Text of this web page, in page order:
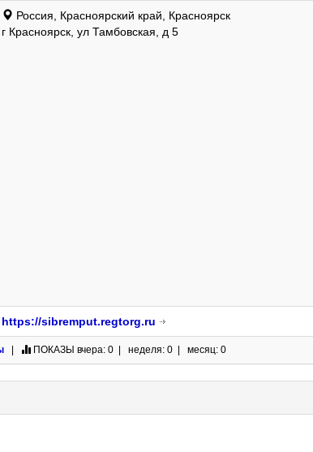
Россия, Красноярский край, Красноярск
г Красноярск, ул Тамбовская, д 5
https://sibremput.regtorg.ru
| ПОКАЗЫ вчера: 0 | неделя: 0 | месяц: 0